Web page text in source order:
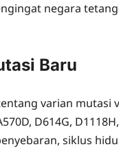
negara
Baru
varian mutasi
D614G,
siklus